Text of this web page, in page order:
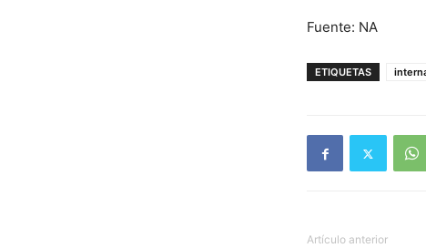
Fuente: NA
ETIQUETAS
Artículo anterior